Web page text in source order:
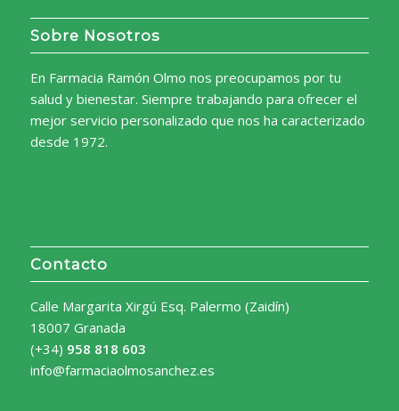
Sobre Nosotros
En Farmacia Ramón Olmo nos preocupamos por tu
salud y bienestar. Siempre trabajando para ofrecer el
mejor servicio personalizado que nos ha caracterizado
desde 1972.
Contacto
Calle Margarita Xirgú Esq. Palermo (Zaidín)
18007 Granada
(+34) 958 818 603
info@farmaciaolmosanchez.es